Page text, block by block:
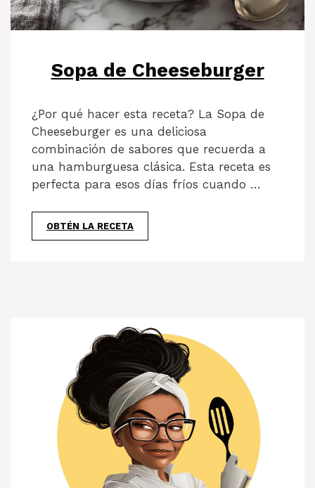
Sopa de Cheeseburger
¿Por qué hacer esta receta? La Sopa de
Cheeseburger es una deliciosa
combinación de sabores que recuerda a
una hamburguesa clásica. Esta receta es
perfecta para esos días fríos cuando …
OBTÉN LA RECETA